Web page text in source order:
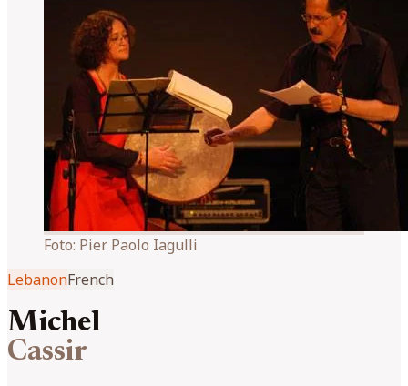
Foto: Pier Paolo Iagulli
LebanonFrench
Michel
Cassir